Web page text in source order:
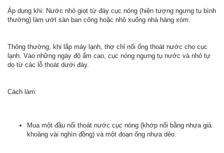
Áp dụng khi: Nước nhỏ giọt từ đáy cục nóng (hiện tượng ngưng tụ bình
thường) làm ướt sàn ban công hoặc nhỏ xuống nhà hàng xóm.
Thông thường, khi lắp máy lạnh, thợ chỉ nối ống thoát nước cho cục
lạnh. Vào những ngày độ ẩm cao, cục nóng ngưng tụ nước và nhỏ tự
do từ các lỗ thoát dưới đáy.
Cách làm:
Mua một đầu nối thoát nước cục nóng (khớp nối bằng nhựa giá
khoảng vài nghìn đồng) và một đoạn ống nhựa dẻo.